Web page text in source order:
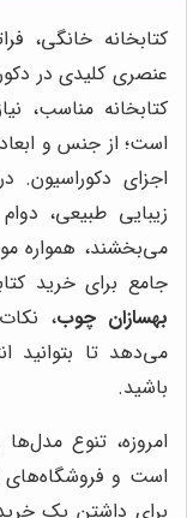
کتابخانه خانگی،
عنصری کلیدی در
کتابخانه مناسب،
است؛ از جنس و
اجزای دکوراسیون.
زیبایی طبیعی،
می‌بخشند، همواره
جامع برای خرید
بهسازان چوب،
می‌دهد تا بتوانید
باشید.
امروزه، تنوع
است و فروشگاه‌های
برای داشتن یک